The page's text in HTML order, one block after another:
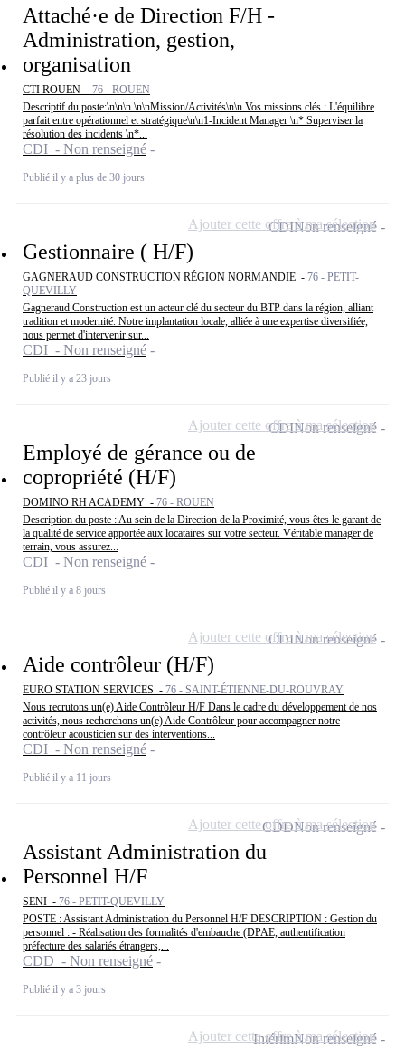
Attaché·e de Direction F/H -
Administration, gestion,
organisation
CTI ROUEN - 76 - ROUEN
Descriptif du poste:\n\n\n \n\nMission/Activités\n\n Vos missions clés : L'équilibre
parfait entre opérationnel et stratégique\n\n1-Incident Manager \n* Superviser la
résolution des incidents \n*...
CDI - Non renseigné
Publié il y a plus de 30 jours
Gestionnaire ( H/F)
GAGNERAUD CONSTRUCTION RÉGION NORMANDIE - 76 - PETIT-
QUEVILLY
Gagneraud Construction est un acteur clé du secteur du BTP dans la région, alliant
tradition et modernité. Notre implantation locale, alliée à une expertise diversifiée,
nous permet d'intervenir sur...
CDI - Non renseigné
Publié il y a 23 jours
CDINon renseigné
Ajouter cette offre à ma sélection
Employé de gérance ou de
copropriété (H/F)
DOMINO RH ACADEMY - 76 - ROUEN
Description du poste : Au sein de la Direction de la Proximité, vous êtes le garant de
la qualité de service apportée aux locataires sur votre secteur. Véritable manager de
terrain, vous assurez...
CDI - Non renseigné
Publié il y a 8 jours
CDINon renseigné
Ajouter cette offre à ma sélection
Aide contrôleur (H/F)
EURO STATION SERVICES - 76 - SAINT-ÉTIENNE-DU-ROUVRAY
Nous recrutons un(e) Aide Contrôleur H/F Dans le cadre du développement de nos
activités, nous recherchons un(e) Aide Contrôleur pour accompagner notre
contrôleur acousticien sur des interventions...
CDI - Non renseigné
Publié il y a 11 jours
CDINon renseigné
Ajouter cette offre à ma sélection
Assistant Administration du
Personnel H/F
SENI - 76 - PETIT-QUEVILLY
POSTE : Assistant Administration du Personnel H/F DESCRIPTION : Gestion du
personnel : - Réalisation des formalités d'embauche (DPAE, authentification
préfecture des salariés étrangers,...
CDD - Non renseigné
Publié il y a 3 jours
CDDNon renseigné
Ajouter cette offre à ma sélection
IntérimNon renseigné
Ajouter cette offre à ma sélection